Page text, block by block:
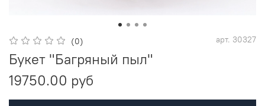
(0) арт. 30327
Букет "Багряный пыл"
19750.00 руб